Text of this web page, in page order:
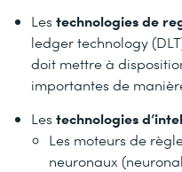
Les technologies de
ledger technology
doit mettre à
importantes de
Les technologies
Les moteurs de
neuronaux